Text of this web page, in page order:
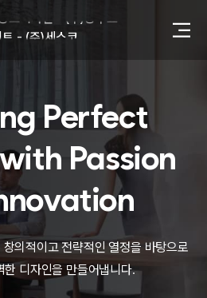
트 - (주)세스코
, 카탈로그 - 피자마루
- 백조씽크
광고디자인 - 중외제약
, 디자인 - 고려은단
- (주)듀오백
- ㈜고피자
- 모모스커피㈜
- 삼양홀딩스
킷캣
광고디자인 - (주)화요
Perfect
Passion
의적이고 전략적인 열정을 바탕으로
한 디자인을 만들어냅니다.